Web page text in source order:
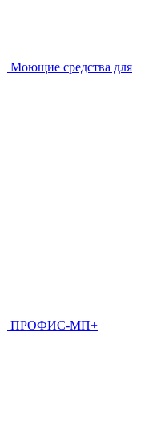
Моющие средства для
ПРОФИС-МП+